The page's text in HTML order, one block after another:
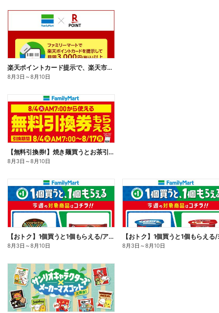
楽天ポイントカード提示で、楽天市場でのお買い物がおトクに!
8月3日 ～8月10日
【無料引換券!】焼き麺買うとお茶引換券貰える!
8月3日 ～8月10日
【おトク】1個買うと1個もらえる/アイス
8月3日 ～8月10日 8月3日 ～8月10日